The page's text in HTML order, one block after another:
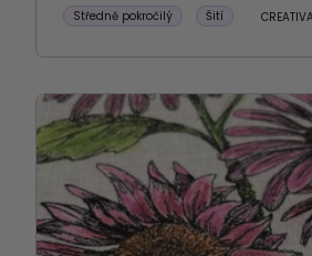
Středně pokročilý Šití